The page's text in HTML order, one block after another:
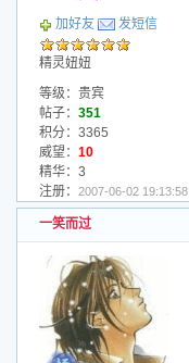
加好友 发短信
精灵妞妞
等级：贵宾
帖子： 351
积分：3365
威望： 10
精华：3
注册： 2007-06-02 19:13:58
一笑而过